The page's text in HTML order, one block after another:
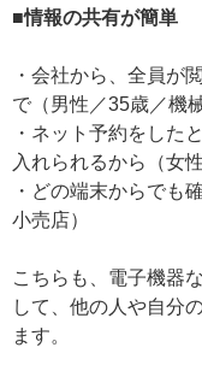
■情報の共有が簡単
・会社から、全員が
で（男性／35歳／機
・ネット予約をした
入れられるから（女
・どの端末からでも
小売店）
こちらも、電子機器
して、他の人や自分
ます。